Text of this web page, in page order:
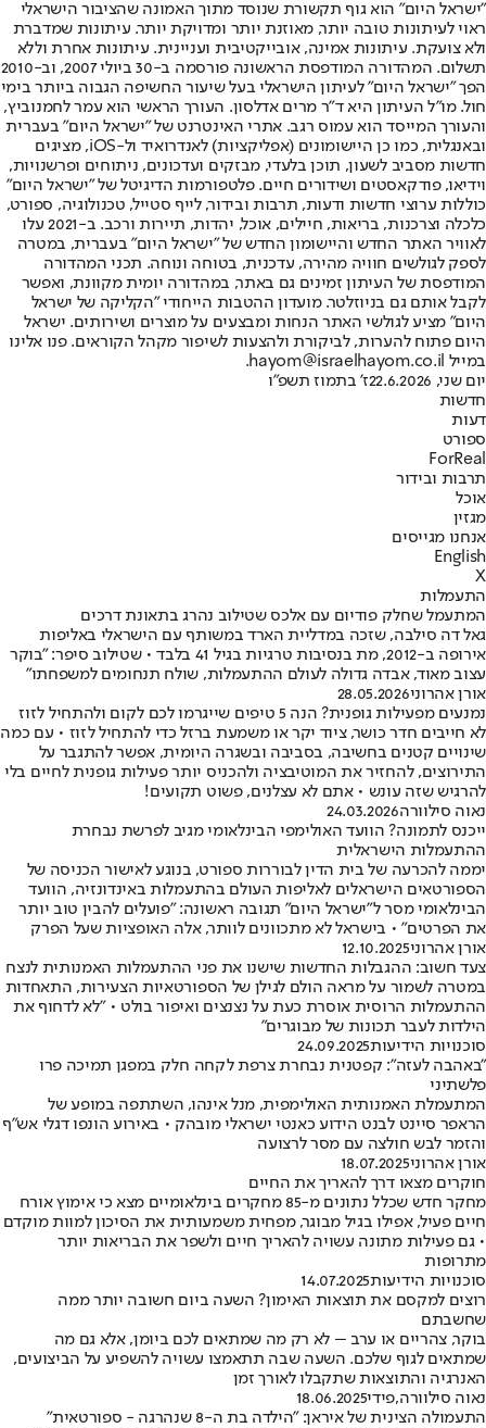
"ישראל היום" הוא גוף תקשורת שנוסד מתוך האמונה שהציבור הישראלי
ראוי לעיתונות טובה יותר, מאוזנת יותר ומדויקת יותר. עיתונות שמדברת
ולא צועקת. עיתונות אמינה, אובייקטיבית ועניינית. עיתונות אחרת וללא
תשלום. המהדורה המודפסת הראשונה פורסמה ב-30 ביולי 2007, וב-2010
הפך "ישראל היום" לעיתון הישראלי בעל שיעור החשיפה הגבוה ביותר בימי
חול. מו"ל העיתון היא ד"ר מרים אדלסון. העורך הראשי הוא עמר לחמנוביץ,
והעורך המייסד הוא עמוס רגב. אתרי האינטרנט של "ישראל היום" בעברית
ובאנגלית, כמו כן היישומונים (אפליקציות) לאנדרואיד ול-iOS, מציגים
חדשות מסביב לשעון, תוכן בלעדי, מבזקים ועדכונים, ניתוחים ופרשנויות,
וידיאו, פודקאסטים ושידורים חיים. פלטפורמות הדיגיטל של "ישראל היום"
כוללות ערוצי חדשות ודעות, תרבות ובידור, לייף סטייל, טכנולוגיה, ספורט,
כלכלה וצרכנות, בריאות, חיילים, אוכל, יהדות, תיירות ורכב. ב-2021 עלו
לאוויר האתר החדש והיישומון החדש של "ישראל היום" בעברית, במטרה
לספק לגולשים חוויה מהירה, עדכנית, בטוחה ונוחה. תכני המהדורה
המודפסת של העיתון זמינים גם באתר, במהדורה יומית מקוונת, ואפשר
לקבל אותם גם בניוזלטר. מועדון ההטבות הייחודי "הקליקה של ישראל
היום" מציע לגולשי האתר הנחות ומבצעים על מוצרים ושירותים. ישראל
היום פתוח להערות, לביקורת ולהצעות לשיפור מקהל הקוראים. פנו אלינו
במייל hayom@israelhayom.co.il.
יום שני, 22.6.2026
ז' בתמוז תשפ"ו
חדשות
דעות
ספורט
ForReal
תרבות ובידור
אוכל
מגזין
אנחנו מגייסים
English
X
התעמלות
המתעמל שחלק פודיום עם אלכס שטילוב נהרג בתאונת דרכים
גאל דה סילבה, שזכה במדליית הארד במשותף עם הישראלי באליפות
אירופה ב-2012, מת בנסיבות טרגיות בגיל 41 בלבד • שטילוב סיפר: "בוקר
עצוב מאוד, אבדה גדולה לעולם ההתעמלות, שולח תנחומים למשפחתו"
אורן אהרוני28.05.2026
נמנעים מפעילות גופנית? הנה 5 טיפים שייגרמו לכם לקום ולהתחיל לזוז
לא חייבים חדר כושר, ציוד יקר או משמעת ברזל כדי להתחיל לזוז • עם כמה
שינויים קטנים בחשיבה, בסביבה ובשגרה היומית, אפשר להתגבר על
התירוצים, להחזיר את המוטיבציה ולהכניס יותר פעילות גופנית לחיים בלי
להרגיש שזה עונש • אתם לא עצלנים, פשוט תקועים!
נאוה סילוורה24.03.2026
ייכנס לתמונה? הוועד האולימפי הבינלאומי מגיב לפרשת נבחרת
ההתעמלות הישראלית
יממה להכרעה של בית הדין לבוררות ספורט, בנוגע לאישור הכניסה של
הספורטאים הישראלים לאליפות העולם בהתעמלות באינדונזיה, הוועד
הבינלאומי מסר ל"ישראל היום" תגובה ראשונה: "פועלים להבין טוב יותר
את הפרטים" • בישראל לא מתכוונים לוותר, אלה האופציות שעל הפרק
אורן אהרוני12.10.2025
צעד חשוב: ההגבלות החדשות שישנו את פני ההתעמלות האמנותית לנצח
במטרה לשמור על מראה הולם לגילן של הספורטאיות הצעירות, התאחדות
ההתעמלות הרוסית אוסרת כעת על נצנצים ואיפור בולט • "לא לדחוף את
הילדות לעבר תכונות של מבוגרים"
סוכנויות הידיעות24.09.2025
"באהבה לעזה": קפטנית נבחרת צרפת לקחה חלק במפגן תמיכה פרו
פלשתיני
המתעמלת האמנותית האולימפית, מנל אינהו, השתתפה במופע של
הראפר סיינט לבנט הידוע כאנטי ישראלי מובהק • באירוע הונפו דגלי אש"ף
והזמר לבש חולצה עם מסר לרצועה
אורן אהרוני18.07.2025
חוקרים מצאו דרך להאריך את החיים
מחקר חדש שכלל נתונים מ-85 מחקרים בינלאומיים מצא כי אימוץ אורח
חיים פעיל, אפילו בגיל מבוגר, מפחית משמעותית את הסיכון למוות מוקדם
• גם פעילות מתונה עשויה להאריך חיים ולשפר את הבריאות יותר
מתרופות
סוכנויות הידיעות14.07.2025
רוצים למקסם את תוצאות האימון? השעה ביום חשובה יותר ממה
שחשבתם
בוקר, צהריים או ערב – לא רק מה שמתאים לכם ביומן, אלא גם מה
שמתאים לגוף שלכם. השעה שבה תתאמצו עשויה להשפיע על הביצועים,
האנרגיה והתוצאות שתקבלו לאורך זמן
נאוה סילוורה,פידי18.06.2025
התעמולה הצינית של איראן: "הילדה בת ה-8 שנהרגה - ספורטאית"